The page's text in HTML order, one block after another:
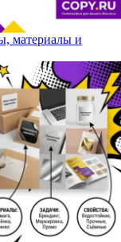
материалы и